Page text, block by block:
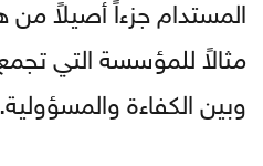
المستدام جزءاً أصيلاً
مثالاً للمؤسسة التي
وبين الكفاءة والمسؤولية.